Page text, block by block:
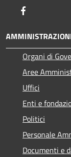
Organi di
Aree
Uffici
Enti e
Politici
Personale
Documenti e